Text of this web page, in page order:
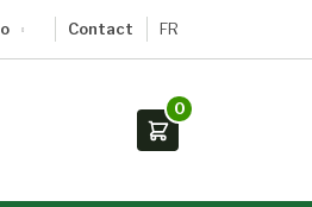
Contact FR
0